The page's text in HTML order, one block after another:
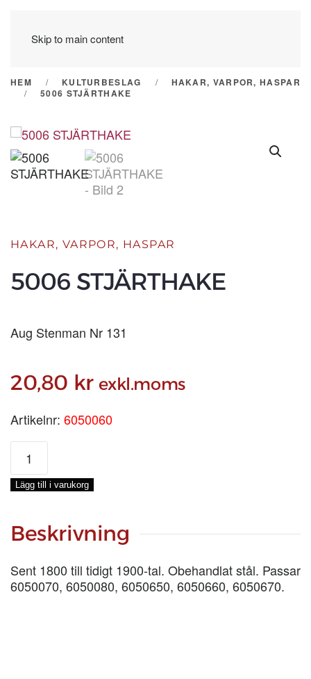
Skip to main content
HEM KULTURBESLAG
HAKAR, VARPOR, HASPAR
5006 STJÄRTHAKE
HAKAR, VARPOR, HASPAR
5006 STJÄRTHAKE
Aug Stenman Nr 131
20,80 kr exkl.moms
Artikelnr: 6050060
5006
STJÄRTHAKE
mängd
Lägg till i varukorg
Beskrivning
Sent 1800 till tidigt 1900-tal. Obehandlat stål. Passar
6050070, 6050080, 6050650, 6050660, 6050670.